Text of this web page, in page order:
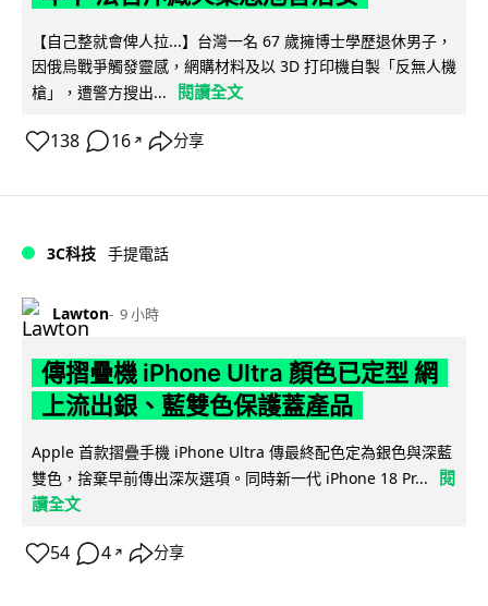
【自己整就會俾人拉...】台灣一名 67 歲擁博士學歷退休男子，
因俄烏戰爭觸發靈感，網購材料及以 3D 打印機自製「反無人機
槍」，遭警方搜出...
閱讀全文
138 16 ↗ 分享
3C科技 手提電話
Lawton 9 小時
傳摺疊機 iPhone Ultra 顏色已定型 網
上流出銀、藍雙色保護蓋產品
Apple 首款摺疊手機 iPhone Ultra 傳最終配色定為銀色與深藍
雙色，捨棄早前傳出深灰選項。同時新一代 iPhone 18 Pr...
閱
讀全文
54 4 ↗ 分享